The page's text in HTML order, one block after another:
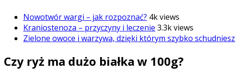
Nowotwór wargi – jak rozpoznać? 4k views
Kraniostenoza – przyczyny i leczenie 3.3k views
Zielone owoce i warzywa, dzięki którym szybko schudniesz
Czy ryż ma dużo białka w 100g?